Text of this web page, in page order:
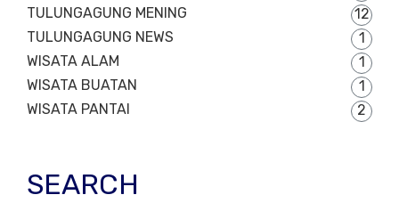
TULUNGAGUNG MENING
12
TULUNGAGUNG NEWS
1
WISATA ALAM
1
WISATA BUATAN
1
WISATA PANTAI
2
SEARCH